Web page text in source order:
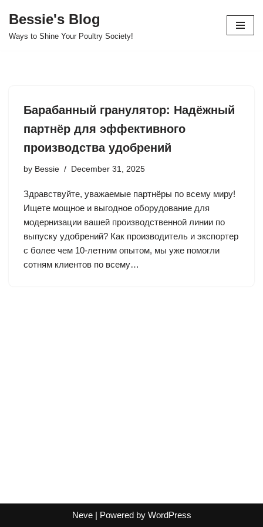
Skip
Bessie's Blog
Ways to Shine Your Poultry Society!
Барабанный гранулятор: Надёжный
партнёр для эффективного
производства удобрений
by Bessie December 31, 2025
Здравствуйте, уважаемые партнёры по всему миру!
Ищете мощное и выгодное оборудование для
модернизации вашей производственной линии по
выпуску удобрений? Как производитель и экспортер
с более чем 10-летним опытом, мы уже помогли
сотням клиентов по всему…
Neve| Powered by WordPress